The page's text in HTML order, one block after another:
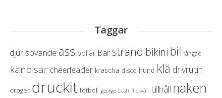
Taggar
djur sovande ass bollar Bar strand bikini bil fångad
kändisar cheerleader krascha disco hund klä drivrutin
droger druckit fotboll george bush flickvän tillhåll naken